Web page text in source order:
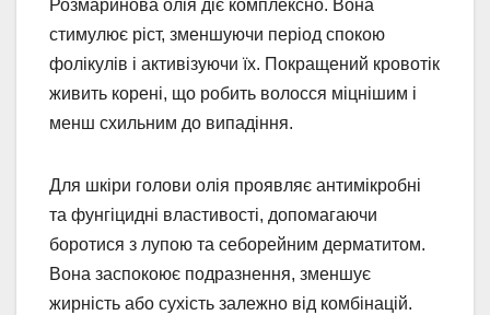
Розмаринова олія діє комплексно. Вона
стимулює ріст, зменшуючи період спокою
фолікулів і активізуючи їх. Покращений кровотік
живить корені, що робить волосся міцнішим і
менш схильним до випадіння.
Для шкіри голови олія проявляє антимікробні
та фунгіцидні властивості, допомагаючи
боротися з лупою та себорейним дерматитом.
Вона заспокоює подразнення, зменшує
жирність або сухість залежно від комбінацій.